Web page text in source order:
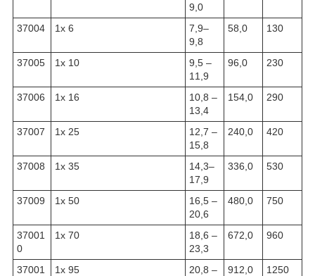
9,0
37004 1x 6
7,9–
9,8
58,0 130
37005 1x 10
9,5 –
11,9
96,0 230
37006 1x 16
10,8 –
13,4
154,0 290
37007 1x 25
12,7 –
15,8
240,0 420
37008 1x 35
14,3–
17,9
336,0 530
37009 1x 50
16,5 –
20,6
480,0 750
37001
0
1x 70
18,6 –
23,3
672,0 960
37001
1x 95
20,8 –
912,0 1250